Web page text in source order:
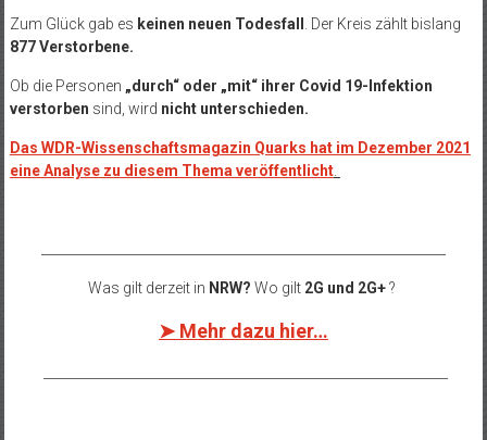
Zum Glück gab es keinen neuen Todesfall
Der Kreis zählt bislang
877 Verstorbene.
Ob die Personen „durch“ oder „mit“ ihrer Covid 19-Infektion
verstorben sind, wird nicht unterschieden.
Das WDR-Wissenschaftsmagazin Quarks hat im Dezember 2021
eine Analyse zu diesem Thema veröffentlicht.
Was gilt derzeit in NRW? Wo gilt 2G und 2G+?
➤ Mehr dazu hier…